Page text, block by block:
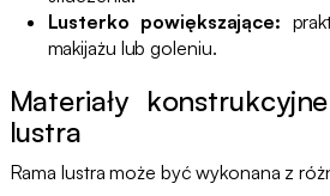
Lusterko powiększające:
makijażu lub goleniu.
Materiały
lustra
Rama lustra może być wykonana z